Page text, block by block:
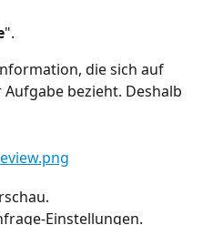
".
die sich auf
bezieht. Deshalb
Einstellungen.